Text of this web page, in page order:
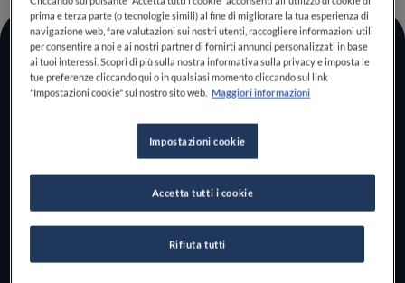
Home
Log In
Scopri il vero
foodie che è in te
UNISCITI
prima e terza parte (o tecnologie simili) al fine di migliorare la tua esperienza di
navigazione web, fare valutazioni sui nostri utenti, raccogliere informazioni utili
per consentire a noi e ai nostri partner di fornirti annunci personalizzati in base
ai tuoi interessi. Scopri di più sulla nostra informativa sulla privacy e imposta le
tue preferenze cliccando qui o in qualsiasi momento cliccando sul link
"Impostazioni cookie" sul nostro sito web. Maggiori informazioni
Impostazioni cookie
Rifiuta tutti
Accetta tutti i cookie